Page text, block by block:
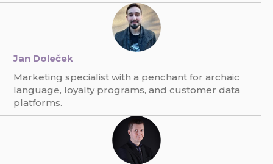
Jan Doleček
Marketing specialist with a penchant for archaic
language, loyalty programs, and customer data
platforms.